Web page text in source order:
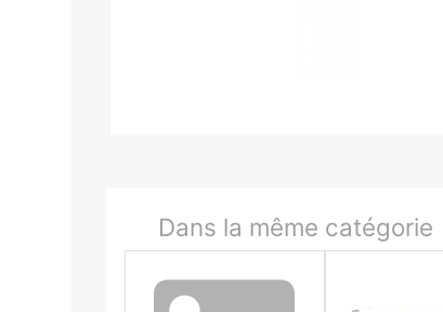
Dans la même catégorie